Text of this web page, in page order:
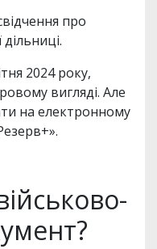
про
2024 року,
вигляді. Але
на електронному